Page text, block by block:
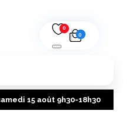
0
0
15 août 9h30-18h30